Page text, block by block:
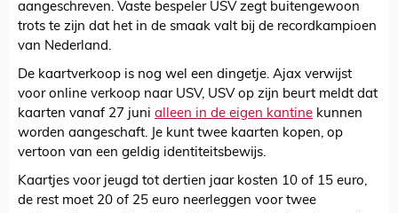
aangeschreven. Vaste bespeler USV zegt buitengewoon
trots te zijn dat het in de smaak valt bij de recordkampioen
van Nederland.
De kaartverkoop is nog wel een dingetje. Ajax verwijst
voor online verkoop naar USV, USV op zijn beurt meldt dat
kaarten vanaf 27 juni alleen in de eigen kantine kunnen
worden aangeschaft. Je kunt twee kaarten kopen, op
vertoon van een geldig identiteitsbewijs.
Kaartjes voor jeugd tot dertien jaar kosten 10 of 15 euro,
de rest moet 20 of 25 euro neerleggen voor twee